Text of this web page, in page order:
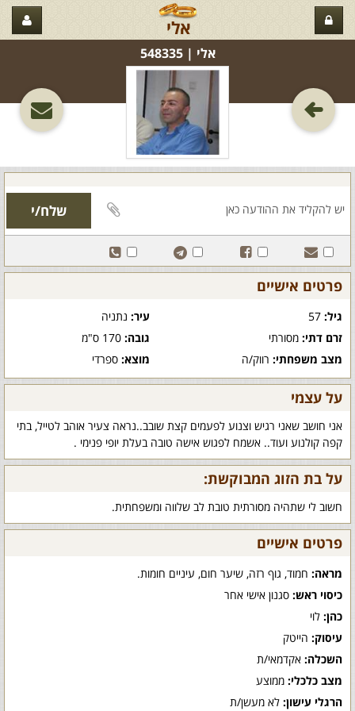
אלי
אלי‏ | 548335
פרטים אישיים
גיל: עיר:נתניה
זרם דתי: מסורתי גובה:170 ס"מ
מצב משפחתי: רווק/ה מוצא:ספרדי
על עצמי
אני חושב שאני רגיש וצנוע לפעמים קצת שובב..נראה צעיר אוהב לטייל, בתי
קפה קולנוע ועוד.. אשמח לפגוש אישה טובה בעלת יופי פנימי .
על בת הזוג המבוקשת:
חשוב לי שתהיה מסורתית טובת לב שלווה ומשפחתית.
פרטים אישיים
מראה: חמוד, גוף רזה, שיער חום, עיניים חומות.
כיסוי ראש: סגנון אישי אחר
כהן: לוי
עיסוק: הייטק
השכלה: אקדמאי/ת
מצב כלכלי: ממוצע
הרגלי עישון: לא מעשן/ת